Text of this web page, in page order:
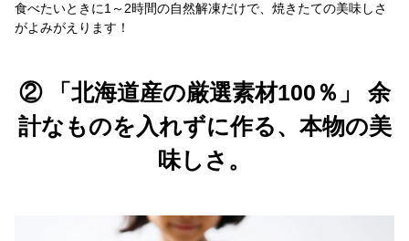
食べたいときに1～2時間の自然解凍だけで、焼きたての美味しさ
がよみがえります！
② 「北海道産の厳選素材100％」 余
計なものを入れずに作る、本物の美
味しさ。